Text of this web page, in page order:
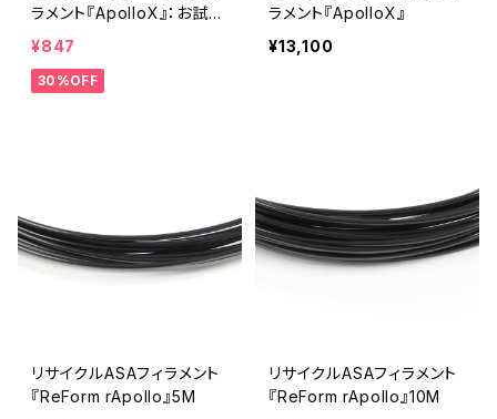
ラメント『ApolloX』：お試し
サンプル 10M
¥847
30%OFF
ラメント『ApolloX』
¥13,100
リサイクルASAフィラメント
『ReForm rApollo』5M
リサイクルASAフィラメント
『ReForm rApollo』10M